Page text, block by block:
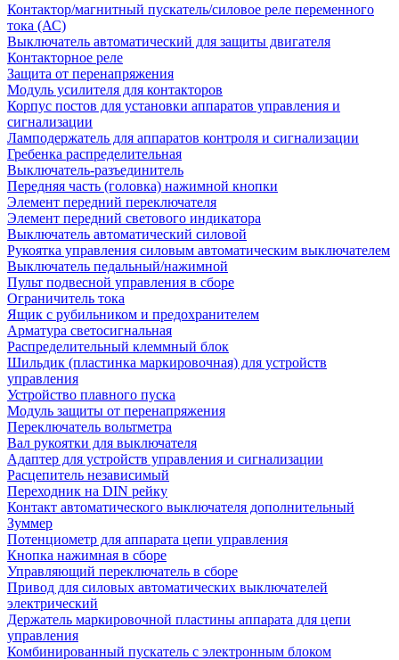
Контактор/магнитный пускатель/силовое реле переменного
тока (АС)
Выключатель автоматический для защиты двигателя
Контакторное реле
Защита от перенапряжения
Модуль усилителя для контакторов
Корпус постов для установки аппаратов управления и
сигнализации
Ламподержатель для аппаратов контроля и сигнализации
Гребенка распределительная
Выключатель-разъединитель
Передняя часть (головка) нажимной кнопки
Элемент передний переключателя
Элемент передний светового индикатора
Выключатель автоматический силовой
Рукоятка управления силовым автоматическим выключателем
Выключатель педальный/нажимной
Пульт подвесной управления в сборе
Ограничитель тока
Ящик с рубильником и предохранителем
Арматура светосигнальная
Распределительный клеммный блок
Шильдик (пластинка маркировочная) для устройств
управления
Устройство плавного пуска
Модуль защиты от перенапряжения
Переключатель вольтметра
Вал рукоятки для выключателя
Адаптер для устройств управления и сигнализации
Расцепитель независимый
Переходник на DIN рейку
Контакт автоматического выключателя дополнительный
Зуммер
Потенциометр для аппарата цепи управления
Кнопка нажимная в сборе
Управляющий переключатель в сборе
Привод для силовых автоматических выключателей
электрический
Держатель маркировочной пластины аппарата для цепи
управления
Комбинированный пускатель с электронным блоком